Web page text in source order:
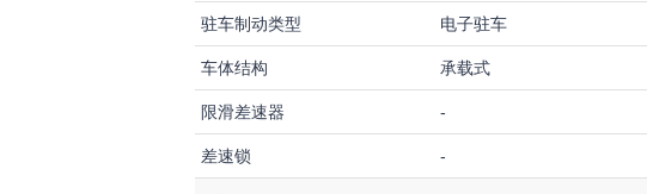
驻车制动类型 电子驻车
车体结构 承载式
限滑差速器 -
差速锁 -